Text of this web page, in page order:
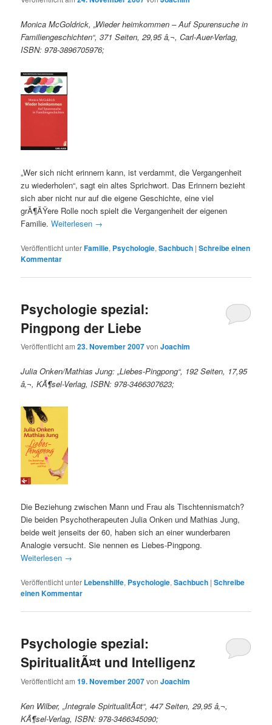
Monica McGoldrick, „Wieder heimkommen – Auf Spurensuche in
Familiengeschichten“, 371 Seiten, 29,95 â‚¬, Carl-Auer-Verlag,
ISBN: 978-3896705976;
„Wer sich nicht erinnern kann, ist verdammt, die Vergangenheit
zu wiederholen“, sagt ein altes Sprichwort. Das Erinnern bezieht
sich aber nicht nur auf die eigene Geschichte, eine viel
grÃ¶ÃŸere Rolle noch spielt die Vergangenheit der eigenen
Familie.Weiterlesen →
Veröffentlicht unterFamilie, Psychologie,Sachbuch |Schreibe einen
Kommentar
Psychologie spezial:
Pingpong der Liebe
Veröffentlicht am23. November 2007vonJoachim
Julia Onken/Mathias Jung: „Liebes-Pingpong“, 192 Seiten, 17,95
â‚¬, KÃ¶sel-Verlag, ISBN: 978-3466307623;
Die Beziehung zwischen Mann und Frau als Tischtennismatch?
Die beiden Psychotherapeuten Julia Onken und Mathias Jung,
beide weit jenseits der 60, haben sich an einer wunderbaren
Analogie versucht. Sie nennen es Liebes-Pingpong.
Weiterlesen →
Veröffentlicht unter Lebenshilfe, Psychologie,Sachbuch |Schreibe
einen Kommentar
Psychologie spezial:
SpiritualitÃ¤t und Intelligenz
Veröffentlicht am19. November 2007vonJoachim
Ken Wilber, „Integrale SpiritualitÃ¤t“, 447 Seiten, 29,95 â‚¬,
KÃ¶sel-Verlag, ISBN: 978-3466345090;